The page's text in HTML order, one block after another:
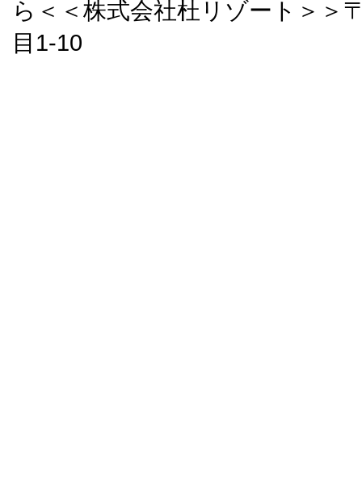
ら＜＜株式会社杜リゾート＞＞
目1-10